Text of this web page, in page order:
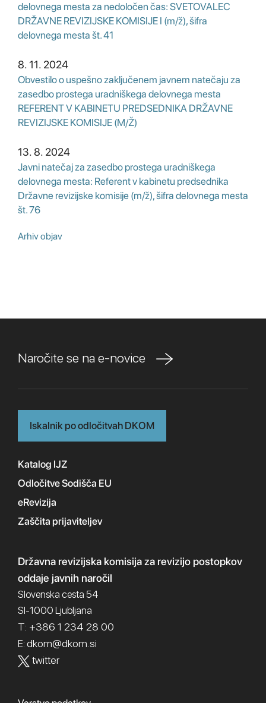
delovnega mesta za nedoločen čas: SVETOVALEC
DRŽAVNE REVIZIJSKE KOMISIJE I (m/ž), šifra
delovnega mesta št. 41
8. 11. 2024
Obvestilo o uspešno zaključenem javnem natečaju za
zasedbo prostega uradniškega delovnega mesta
REFERENT V KABINETU PREDSEDNIKA DRŽAVNE
REVIZIJSKE KOMISIJE (M/Ž)
13. 8. 2024
Javni natečaj za zasedbo prostega uradniškega
delovnega mesta: Referent v kabinetu predsednika
Državne revizijske komisije (m/ž), šifra delovnega mesta
št. 76
Arhiv objav
Naročite se na e-novice
Iskalnik po odločitvah DKOM
Katalog IJZ
Odločitve Sodišča EU
eRevizija
Zaščita prijaviteljev
Državna revizijska komisijaza revizijo postopkov
oddaje javnih naročil
Slovenska cesta 54
SI-1000 Ljubljana
T: +386 1 234 28 00
E: dkom@dkom.si
twitter